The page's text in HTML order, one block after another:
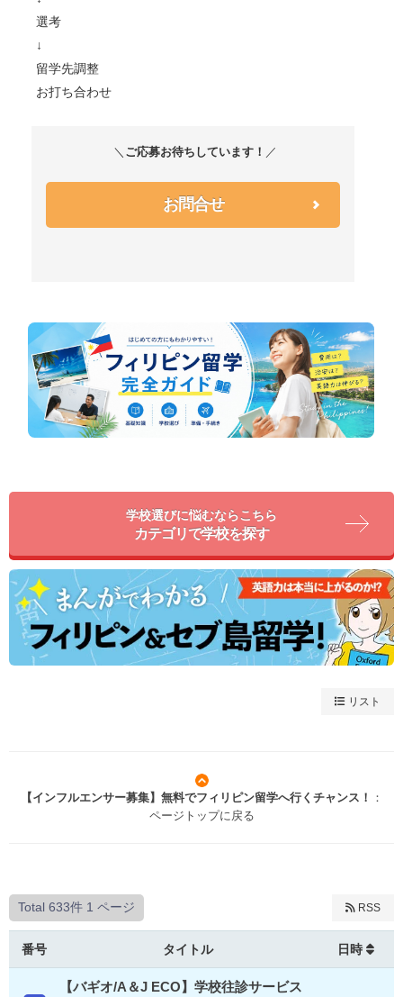
選考
↓
留学先調整
お打ち合わせ
＼ ご応募お待ちしています！ ／
お問合せ
学校選びに悩むならこちら
カテゴリで学校を探す
リスト
【インフルエンサー募集】無料でフィリピン留学へ行くチャンス！
：
ページトップに戻る
Total 633件 1 ページ RSS
番号 タイトル 日時
【バギオ/A＆J ECO】学校往診サービス